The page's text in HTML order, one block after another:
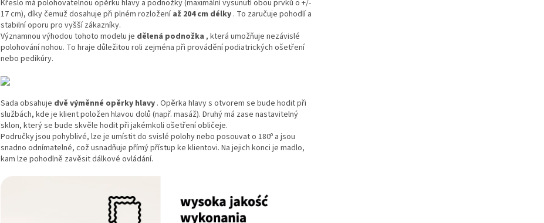
Křeslo má polohovatelnou opěrku hlavy a podnožky (maximální vysunutí obou prvků o +/-
17 cm), díky čemuž dosahuje při plném rozložení až 204 cm délky . To zaručuje pohodlí a
stabilní oporu pro vyšší zákazníky.
Významnou výhodou tohoto modelu je dělená podnožka , která umožňuje nezávislé
polohování nohou. To hraje důležitou roli zejména při provádění podiatrických ošetření
nebo pedikúry.
Sada obsahuje dvě výměnné opěrky hlavy . Opěrka hlavy s otvorem se bude hodit při
službách, kde je klient položen hlavou dolů (např. masáž). Druhý má zase nastavitelný
sklon, který se bude skvěle hodit při jakémkoli ošetření obličeje.
Područky jsou pohyblivé, lze je umístit do svislé polohy nebo posouvat o 180º a jsou
snadno odnímatelné, což usnadňuje přímý přístup ke klientovi. Na jejich konci je madlo,
kam lze pohodlně zavěsit dálkové ovládání.